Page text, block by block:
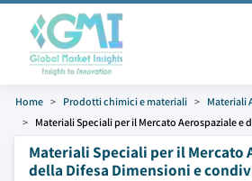
Home Prodotti chimici e materiali
Materiali
Materiali Speciali per il Mercato Aerospaziale e
Materiali Speciali per il Mercato
della Difesa Dimensioni e